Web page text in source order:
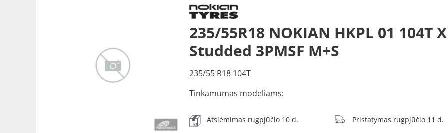
235/55R18 NOKIAN HKPL 01 104T
Studded 3PMSF M+S
235/55 R18 104T
Tinkamumas modeliams:
Atsiėmimas rugpjūčio 10 d. Pristatymas rugpjūčio 11 d.